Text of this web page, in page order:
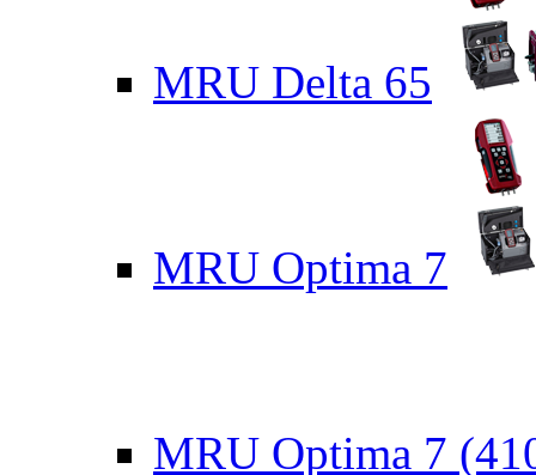
MRU Delta 65
MRU Optima 7
MRU Optima 7